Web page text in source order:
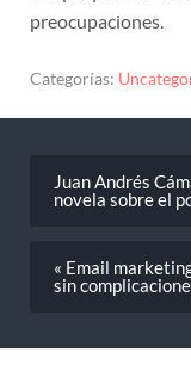
preocupaciones.
Categorías:
Juan Andrés
novela sobre el
« Email
sin